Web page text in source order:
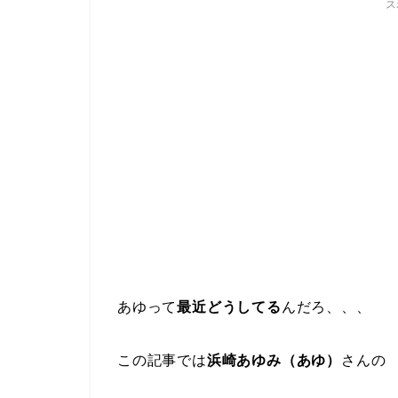
あゆって最近どうしてる んだろ、、、
この記事では浜崎あゆみ（あゆ） さんの